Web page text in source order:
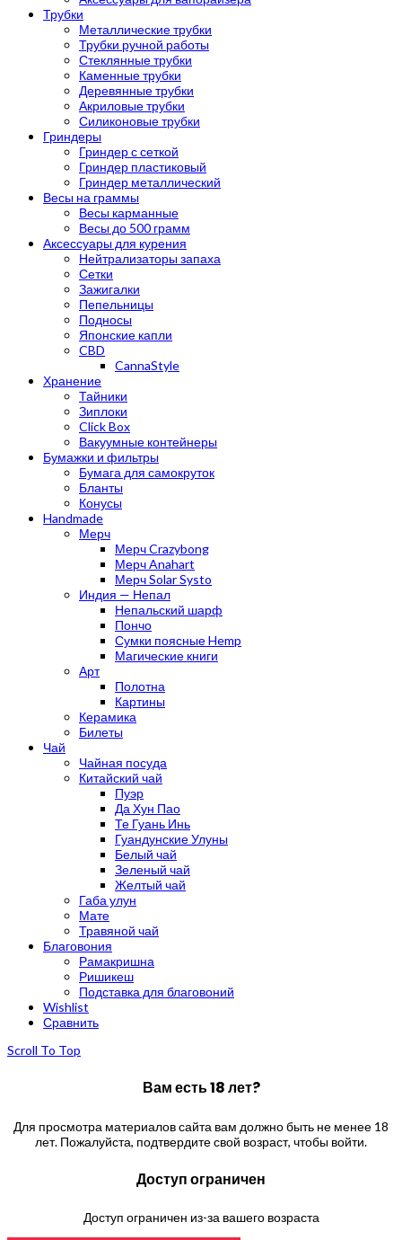
Трубки
Металлические трубки
Трубки ручной работы
Стеклянные трубки
Каменные трубки
Деревянные трубки
Акриловые трубки
Силиконовые трубки
Гриндеры
Гриндер с сеткой
Гриндер пластиковый
Гриндер металлический
Весы на граммы
Весы карманные
Весы до 500 грамм
Аксессуары для курения
Нейтрализаторы запаха
Сетки
Зажигалки
Пепельницы
Подносы
Японские капли
CBD
CannaStyle
Хранение
Тайники
Зиплоки
Click Box
Вакуумные контейнеры
Бумажки и фильтры
Бумага для самокруток
Бланты
Конусы
Handmade
Мерч
Мерч Crazybong
Мерч Anahart
Мерч Solar Systo
Индия — Непал
Непальский шарф
Пончо
Сумки поясные Hemp
Магические книги
Арт
Полотна
Картины
Керамика
Билеты
Чай
Чайная посуда
Китайский чай
Пуэр
Да Хун Пао
Те Гуань Инь
Гуандунские Улуны
Белый чай
Зеленый чай
Желтый чай
Габа улун
Мате
Травяной чай
Благовония
Рамакришна
Ришикеш
Подставка для благовоний
Wishlist
Сравнить
Scroll To Top
Вам есть 18 лет?
Для просмотра материалов сайта вам должно быть не менее 18
лет. Пожалуйста, подтвердите свой возраст, чтобы войти.
Доступ ограничен
Доступ ограничен из-за вашего возраста